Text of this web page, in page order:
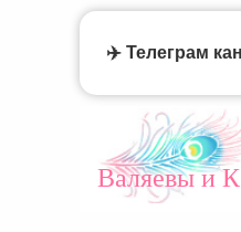
Валяевы и К
✈️ Телеграм